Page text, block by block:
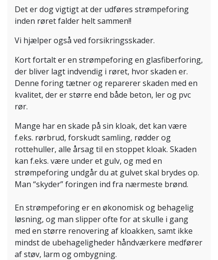
​Det er dog vigtigt at der udføres strømpeforing
inden røret falder helt sammen!!
Vi hjælper også ved forsikringsskader.
​Kort fortalt er en strømpeforing en glasfiberforing,
der bliver lagt indvendig i røret, hvor skaden er.
Denne foring tætner og reparerer skaden med en
kvalitet, der er større end både beton, ler og pvc
rør.
​Mange har en skade på sin kloak, det kan være
f.eks. rørbrud, forskudt samling, rødder og
rottehuller, alle årsag til en stoppet kloak. Skaden
kan f.eks. være under et gulv, og med en
strømpeforing undgår du at gulvet skal brydes op.
Man “skyder” foringen ind fra nærmeste brønd.
En strømpeforing er en økonomisk og behagelig
løsning, og man slipper ofte for at skulle i gang
med en større renovering af kloakken, samt ikke
mindst de ubehageligheder håndværkere medfører
af støv, larm og ombygning.